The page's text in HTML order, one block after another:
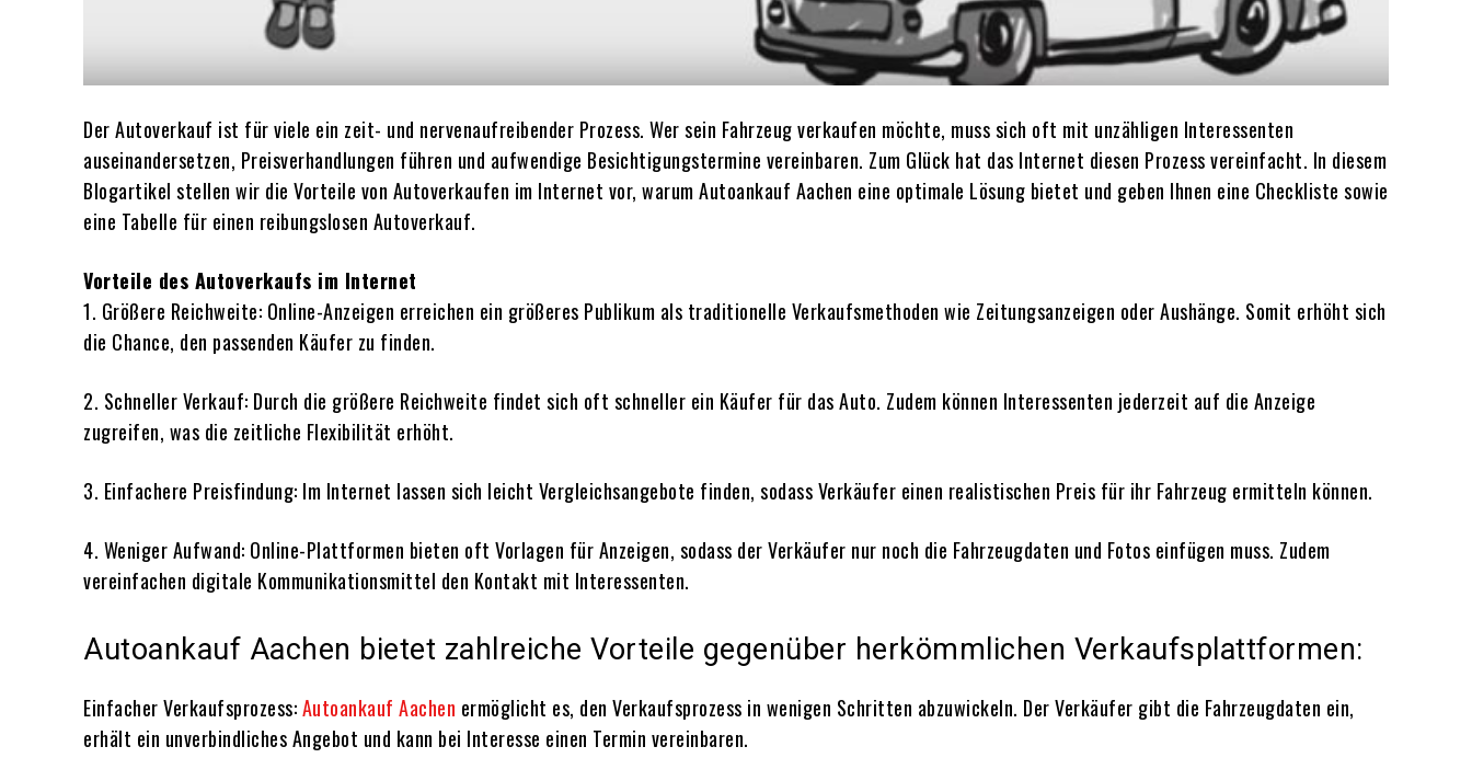
Der Autoverkauf ist für viele ein zeit- und nervenaufreibender Prozess. Wer sein Fahrzeug verkaufen möchte, muss sich oft mit unzähligen Interessenten
auseinandersetzen, Preisverhandlungen führen und aufwendige Besichtigungstermine vereinbaren. Zum Glück hat das Internet diesen Prozess vereinfacht. In diesem
Blogartikel stellen wir die Vorteile von Autoverkaufen im Internet vor, warum Autoankauf Aachen eine optimale Lösung bietet und geben Ihnen eine Checkliste sowie
eine Tabelle für einen reibungslosen Autoverkauf.
Vorteile des Autoverkaufs im Internet
1. Größere Reichweite: Online-Anzeigen erreichen ein größeres Publikum als traditionelle Verkaufsmethoden wie Zeitungsanzeigen oder Aushänge. Somit erhöht sich
die Chance, den passenden Käufer zu finden.
2. Schneller Verkauf: Durch die größere Reichweite findet sich oft schneller ein Käufer für das Auto. Zudem können Interessenten jederzeit auf die Anzeige
zugreifen, was die zeitliche Flexibilität erhöht.
3. Einfachere Preisfindung: Im Internet lassen sich leicht Vergleichsangebote finden, sodass Verkäufer einen realistischen Preis für ihr Fahrzeug ermitteln können.
4. Weniger Aufwand: Online-Plattformen bieten oft Vorlagen für Anzeigen, sodass der Verkäufer nur noch die Fahrzeugdaten und Fotos einfügen muss. Zudem
vereinfachen digitale Kommunikationsmittel den Kontakt mit Interessenten.
Autoankauf Aachen bietet zahlreiche Vorteile gegenüber herkömmlichen Verkaufsplattformen:
Einfacher Verkaufsprozess:Autoankauf Aachen ermöglicht es, den Verkaufsprozess in wenigen Schritten abzuwickeln. Der Verkäufer gibt die Fahrzeugdaten ein,
erhält ein unverbindliches Angebot und kann bei Interesse einen Termin vereinbaren.